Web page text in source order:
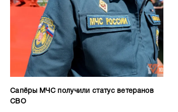
Сапёры МЧС получили статус ветеранов
СВО